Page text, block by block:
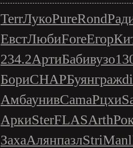
TerrЛукоPureRond
ЕвстЛюбиForeЕгор
234.2АртиБабивузо
БориCHAPБуянграж
АмбаунивCamaРцхи
АркиSterFLASArth
ЗахаАлянпазлStriManl